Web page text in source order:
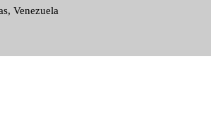
Venezuela